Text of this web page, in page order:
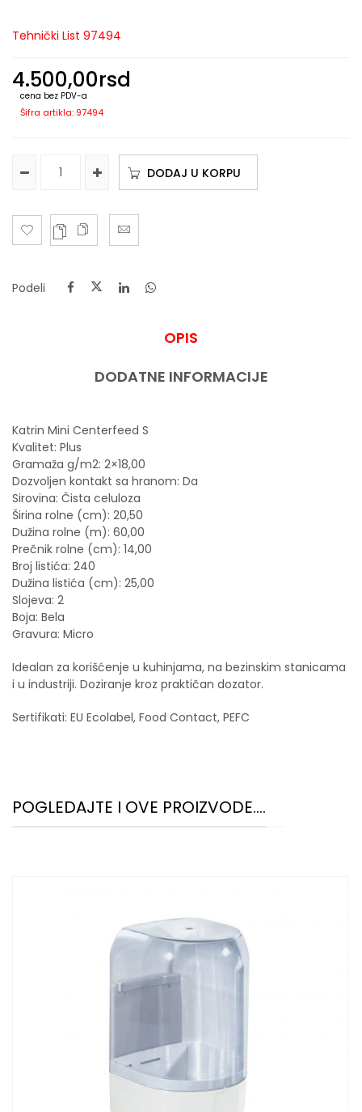
Tehnički List 97494
4.500,00rsd
cena bez PDV-a
Šifra artikla: 97494
DODAJ U KORPU
Podeli
OPIS
DODATNE INFORMACIJE
Katrin Mini Centerfeed S
Kvalitet: Plus
Gramaža g/m2: 2×18,00
Dozvoljen kontakt sa hranom: Da
Sirovina: Čista celuloza
Širina rolne (cm): 20,50
Dužina rolne (m): 60,00
Prečnik rolne (cm): 14,00
Broj listića: 240
Dužina listića (cm): 25,00
Slojeva: 2
Boja: Bela
Gravura: Micro
Idealan za korišćenje u kuhinjama, na bezinskim stanicama
i u industriji. Doziranje kroz praktičan dozator.
Sertifikati: EU Ecolabel, Food Contact, PEFC
POGLEDAJTE I OVE PROIZVODE....